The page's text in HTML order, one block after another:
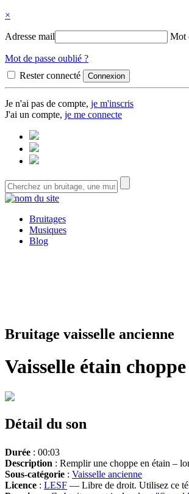
×
Adresse mail Mot
Mot de passe oublié ?
Rester connecté
Je n'ai pas de compte, je m'inscris
J'ai un compte, je me connecte
Bruitages
Musiques
Blog
Bruitage vaisselle ancienne
Vaisselle étain
Détail du son
Durée : 00:03
Description : Remplir une choppe en étain –
Sous-catégorie : Vaisselle ancienne
Licence : LESF — Libre de droit. Utilisez ce